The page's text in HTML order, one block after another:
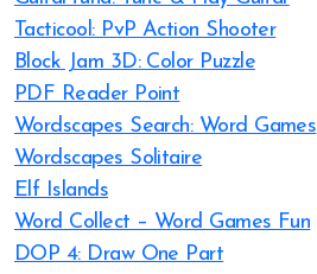
Tacticool: PvP Action Shooter
Block Jam 3D: Color Puzzle
PDF Reader Point
Wordscapes Search: Word Games
Wordscapes Solitaire
Elf Islands
Word Collect – Word Games Fun
DOP 4: Draw One Part